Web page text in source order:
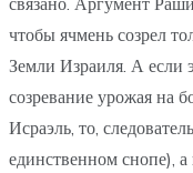
чтобы ячмень созрел
Земли Израиля. А если
созревание урожая на
Исраэль, то,
единственном снопе),